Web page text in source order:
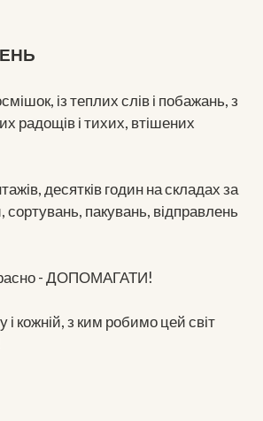
із теплих слів і побажань, з
радощів і тихих, втішених
десятків годин на складах за
сортувань, пакувань, відправлень
- ДОПОМАГАТИ!
кожній, з ким робимо цей світ